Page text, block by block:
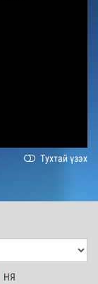
Тухтай үзэх
НЯ